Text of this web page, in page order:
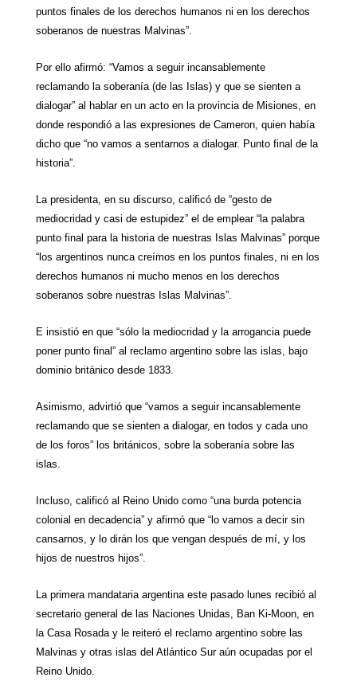
puntos finales de los derechos humanos ni en los derechos
soberanos de nuestras Malvinas”.
Por ello afirmó: “Vamos a seguir incansablemente
reclamando la soberanía (de las Islas) y que se sienten a
dialogar” al hablar en un acto en la provincia de Misiones, en
donde respondió a las expresiones de Cameron, quien había
dicho que “no vamos a sentarnos a dialogar. Punto final de la
historia”.
La presidenta, en su discurso, calificó de “gesto de
mediocridad y casi de estupidez” el de emplear “la palabra
punto final para la historia de nuestras Islas Malvinas” porque
“los argentinos nunca creímos en los puntos finales, ni en los
derechos humanos ni mucho menos en los derechos
soberanos sobre nuestras Islas Malvinas”.
E insistió en que “sólo la mediocridad y la arrogancia puede
poner punto final” al reclamo argentino sobre las islas, bajo
dominio británico desde 1833.
Asimismo, advirtió que “vamos a seguir incansablemente
reclamando que se sienten a dialogar, en todos y cada uno
de los foros” los británicos, sobre la soberanía sobre las
islas.
Incluso, calificó al Reino Unido como “una burda potencia
colonial en decadencia” y afirmó que “lo vamos a decir sin
cansarnos, y lo dirán los que vengan después de mí, y los
hijos de nuestros hijos”.
La primera mandataria argentina este pasado lunes recibió al
secretario general de las Naciones Unidas, Ban Ki-Moon, en
la CasaRosaday le reiteró el reclamo argentino sobre las
Malvinas y otras islas del Atlántico Sur aún ocupadas por el
Reino Unido.